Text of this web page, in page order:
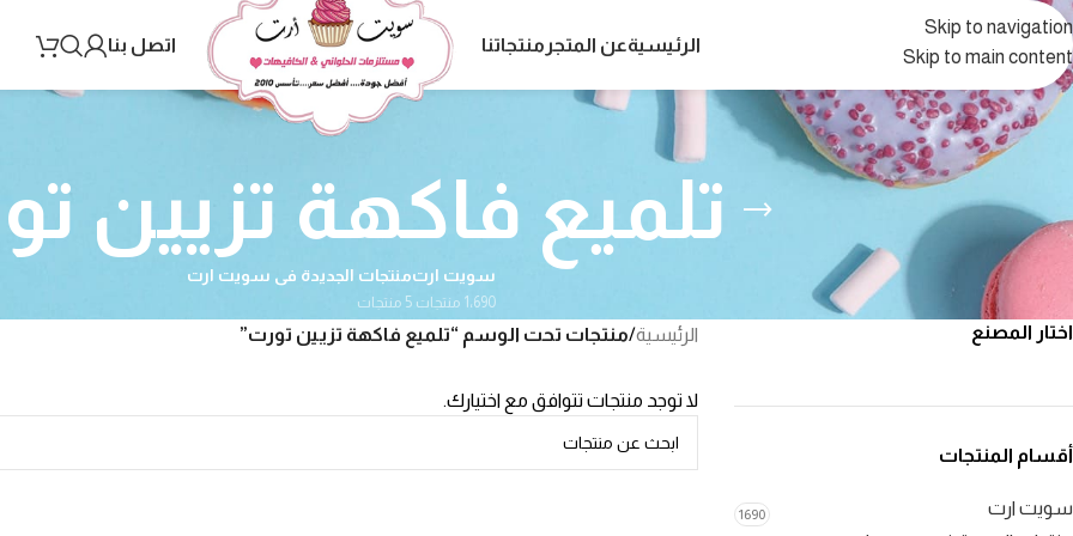
Skip to navigation
Skip to main content
الرئيسيةعن المتجر منتجاتنا اتصل بنا
تلميع فاكهة تزيين
سويت ارت
1٬690 منتجات
منتجات الجديدة فى سويت ارت
5 منتجات
اختار المصنع
أقسام المنتجات
سويت ارت 1690
الرئيسية/منتجات تحت الوسم “تلميع فاكهة تزيين تورت”
لا توجد منتجات تتوافق مع اختيارك.